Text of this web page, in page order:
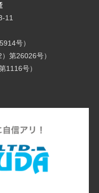
11
号）
）第26026号）
第1116号）